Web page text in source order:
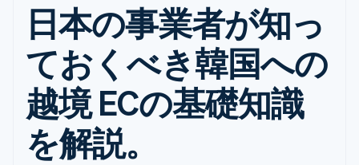
オンライン決
済
Managed
Payments
マーチャント
オブレコード
ソリューショ
ン
Payment links
コーディング
不要の決済ペ
ージ
Checkout
経常収益
Metronome
従量課金
サブスクリ
プション
サブスクリ
プションの
Global
Payouts
第三者
への入
金
イス
ユースケース別
エージェンティックコマ
ース
E コマース / ECサイト
埋込型金融
請求・財務関連
ライブラリと SDK
Stripe Apps
ガイド
オンライン決済を受け付
け
構築済みの決済を実装
ガイド
サポート
サポートに問い合わせる
管理サポートプラン
プロフェッショナルサー
ビス
日本の事業者が知っ
ておくべき韓国への
越境 ECの基礎知識
を解説。